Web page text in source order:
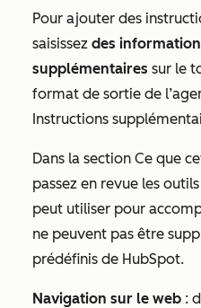
Pour ajouter des
saisissez des
supplémentaires sur le
format de sortie de
Instructions
Dans la section Ce que
passez en revue les
peut utiliser pour
ne peuvent pas être
prédéfinis de HubSpot.
Navigation sur le web :